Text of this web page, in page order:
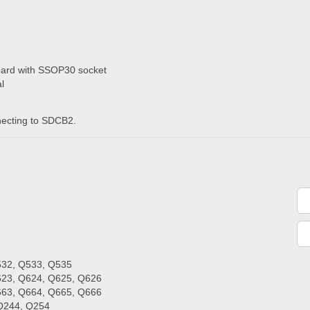
with SSOP30 socket
to SDCB2.
Q533, Q535
Q624, Q625, Q626
Q664, Q665, Q666
Q254